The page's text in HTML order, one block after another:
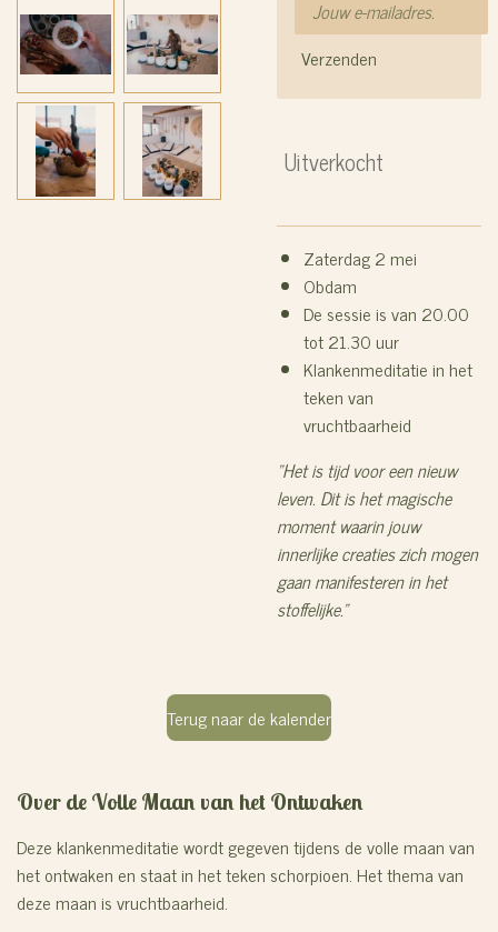
Verzenden
Uitverkocht
Zaterdag 2 mei
Obdam
De sessie is van 20.00
tot 21.30 uur
Klankenmeditatie in het
teken van
vruchtbaarheid
"Het is tijd voor een nieuw
leven. Dit is het magische
moment waarin jouw
innerlijke creaties zich mogen
gaan manifesteren in het
stoffelijke."
Terug naar de kalender
Over de Volle Maan van het Ontwaken
Deze klankenmeditatie wordt gegeven tijdens de volle maan van
het ontwaken en staat in het teken schorpioen. Het thema van
deze maan is vruchtbaarheid.